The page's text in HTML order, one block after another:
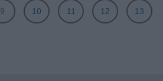
9 10 11 12 13